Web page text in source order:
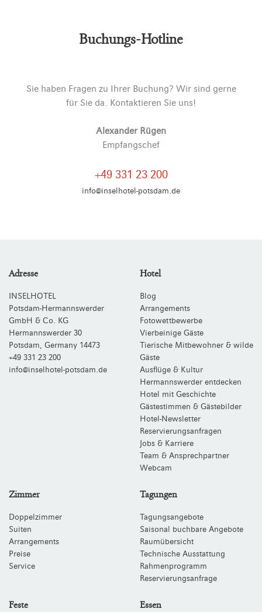
Buchungs-Hotline
Sie haben Fragen zu Ihrer Buchung? Wir sind gerne
für Sie da. Kontaktieren Sie uns!
Alexander Rügen
Empfangschef
+49 331 23 200
info@inselhotel-potsdam.de
Adresse
INSELHOTEL
Potsdam-Hermannswerder
GmbH & Co. KG
Hermannswerder 30
Potsdam, Germany 14473
+49 331 23 200
info@inselhotel-potsdam.de
Hotel
Blog
Arrangements
Fotowettbewerbe
Vierbeinige Gäste
Tierische Mitbewohner & wilde
Gäste
Ausflüge & Kultur
Hermannswerder entdecken
Hotel mit Geschichte
Gästestimmen & Gästebilder
Hotel-Newsletter
Reservierungsanfragen
Jobs & Karriere
Team & Ansprechpartner
Webcam
Zimmer
Doppelzimmer
Suiten
Arrangements
Preise
Service
Tagungen
Tagungsangebote
Saisonal buchbare Angebote
Raumübersicht
Technische Ausstattung
Rahmenprogramm
Reservierungsanfrage
Feste Essen